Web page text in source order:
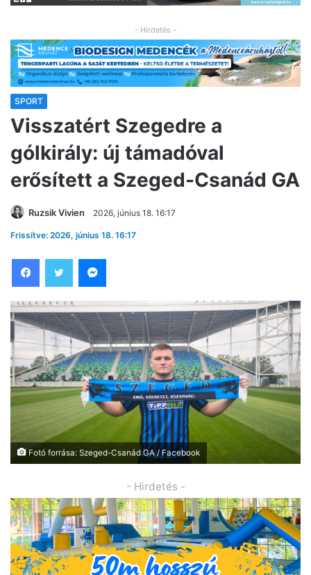
- Hirdetés -
SPORT
Visszatért Szegedre a
gólkirály: új támadóval
erősített a Szeged-Csanád GA
Ruzsik Vivien 2026, június 18. 16:17
Frissítve: 2026, június 18. 16:17
Fotó forrása: Szeged-Csanád GA / Facebook
- Hirdetés -